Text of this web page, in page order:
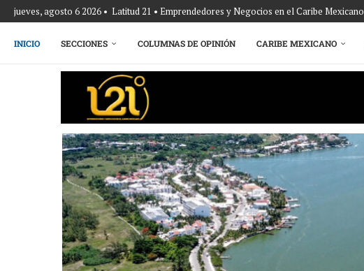
jueves, agosto 6 2026 • Latitud 21 • Emprendedores y Negocios en el Caribe Mexicano
INICIO SECCIONES COLUMNAS DE OPINIÓN CARIBE MEXICANO